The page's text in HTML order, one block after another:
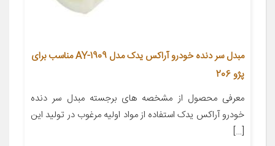
مبدل سر دنده خودرو آراکس یدک مدل AY-1909 مناسب برای
پژو 206
معرفی محصول از مشخصه های برجسته مبدل سر دنده
خودرو آراکس یدک استفاده از مواد اولیه مرغوب در تولید این
[…]